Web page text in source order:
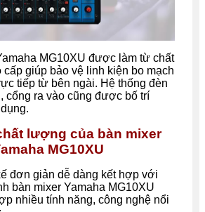
MG10XU được làm từ chất
cấp giúp bảo vệ linh kiện bo mạch
tiếp từ bên ngài. Hệ thống đèn
cổng ra vào cũng được bố trí
lượng của bàn mixer
MG10XU
đơn giản dễ dàng kết hợp với
bàn mixer Yamaha MG10XU
nhiều tính năng, công nghệ nổi